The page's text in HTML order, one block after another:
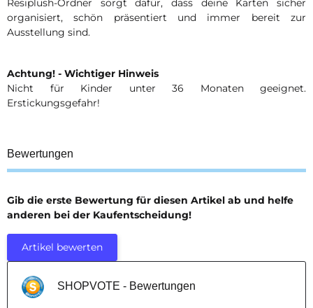
organisiert, schön präsentiert und immer bereit zur
Ausstellung sind.
Achtung! - Wichtiger Hinweis
Nicht für Kinder unter 36 Monaten geeignet.
Erstickungsgefahr!
Bewertungen
Gib die erste Bewertung für diesen Artikel ab und helfe
anderen bei der Kaufentscheidung!
Artikel bewerten
SHOPVOTE - Bewertungen